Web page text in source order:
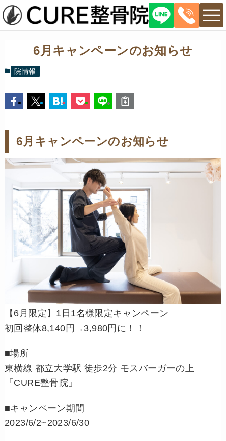
6月キャンペーンのお知らせ
院情報
6月キャンペーンのお知らせ
【6月限定】1日1名様限定キャンペーン
初回整体8,140円→3,980円に！！
■場所
東横線 都立大学駅 徒歩2分 モスバーガーの上
「CURE整骨院」
■キャンペーン期間
2023/6/2~2023/6/30